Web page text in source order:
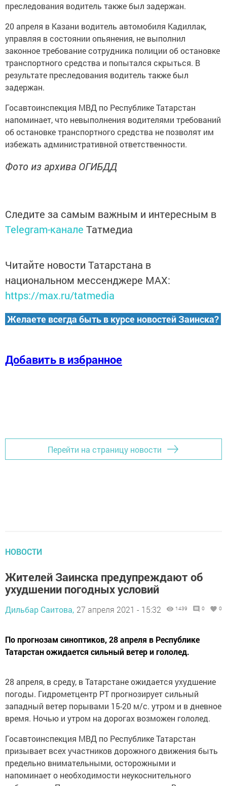
преследования водитель также был задержан.
20 апреля в Казани водитель автомобиля Кадиллак,
управляя в состоянии опьянения, не выполнил
законное требование сотрудника полиции об остановке
транспортного средства и попытался скрыться. В
результате преследования водитель также был
задержан.
Госавтоинспекция МВД по Республике Татарстан
напоминает, что невыполнения водителями требований
об остановке транспортного средства не позволят им
избежать административной ответственности.
Фото из архива ОГИБДД
Следите за самым важным и интересным в
Telegram-канале Татмедиа
Читайте новости Татарстана в
национальном мессенджере MАХ:
https://max.ru/tatmedia
Желаете всегда быть в курсе новостей Заинска?
Добавить в избранное
Перейти на страницу новости
НОВОСТИ
Жителей Заинска предупреждают об
ухудшении погодных условий
Дильбар Саитова, 27 апреля 2021 - 15:32 1439 0 0
По прогнозам синоптиков, 28 апреля в Республике
Татарстан ожидается сильный ветер и гололед.
28 апреля, в среду, в Татарстане ожидается ухудшение
погоды. Гидрометцентр РТ прогнозирует сильный
западный ветер порывами 15-20 м/с. утром и в дневное
время. Ночью и утром на дорогах возможен гололед.
Госавтоинспекция МВД по Республике Татарстан
призывает всех участников дорожного движения быть
предельно внимательными, осторожными и
напоминает о необходимости неукоснительного